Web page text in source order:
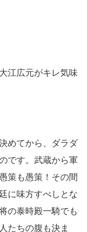
江広元がキレ気味
めてから、ダラダ
です。武蔵から軍
策も愚策！その間
に味方すべしとな
の泰時殿一騎でも
たちの腹も決ま